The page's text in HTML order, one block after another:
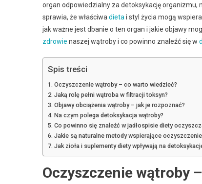
organ odpowiedzialny za detoksykację organizmu,
sprawia, że właściwa dieta i styl życia mogą
jak ważne jest dbanie o ten organ i jakie objawy
zdrowie naszej wątroby i co powinno znaleźć się w
Spis treści
Oczyszczenie wątroby – co warto wiedzieć?
Jaką rolę pełni wątroba w filtracji toksyn?
Objawy obciążenia wątroby – jak je rozpoznać?
Na czym polega detoksykacja wątroby?
Co powinno się znaleźć w jadłospisie diety
Jakie są naturalne metody wspierające
Jak zioła i suplementy diety wpływają na
Oczyszczenie wątroby